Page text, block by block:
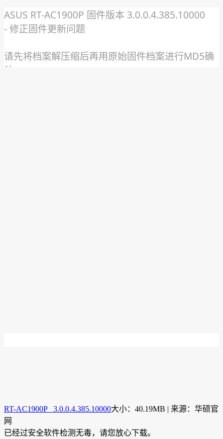
ASUS RT-AC1900P 固件版本 3.0.0.4.385.10000
- 修正固件更新问题
请先将档案解压缩后再用原始固件档案进行MD5确
认
RT-AC1900P 3.0.0.4.385.10000大小：40.19MB | 来源：华硕官
网
已经过安全软件检测无毒，请您放心下载。